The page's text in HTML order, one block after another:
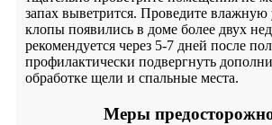
запах выветрится. Проведите влажную
клопы появились в доме более двух
рекомендуется через 5-7 дней после
профилактически подвергнуть
обработке щели и спальные места.
Меры